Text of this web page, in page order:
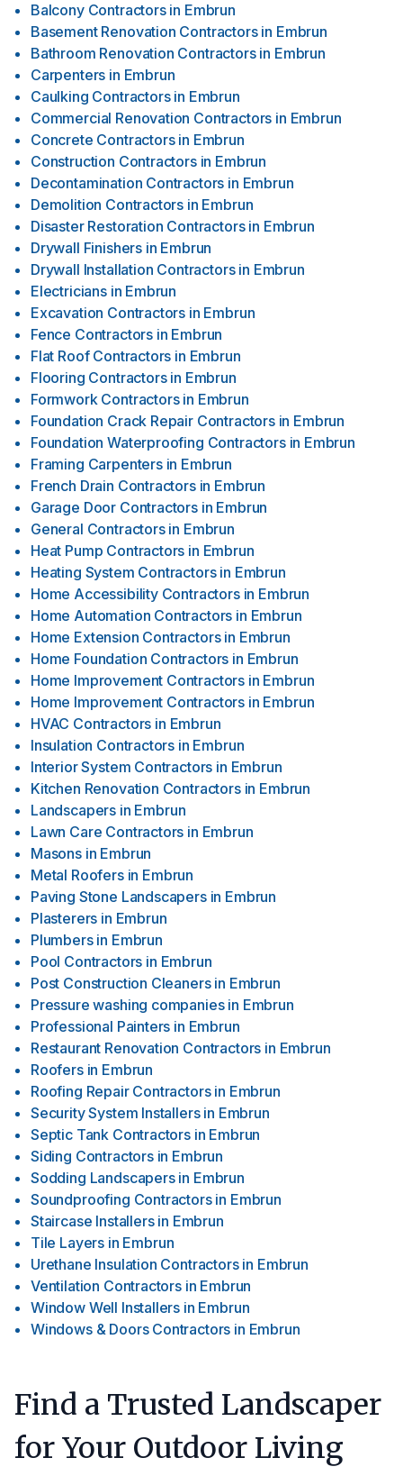
Balcony Contractors in Embrun
Basement Renovation Contractors in Embrun
Bathroom Renovation Contractors in Embrun
Carpenters in Embrun
Caulking Contractors in Embrun
Commercial Renovation Contractors in Embrun
Concrete Contractors in Embrun
Construction Contractors in Embrun
Decontamination Contractors in Embrun
Demolition Contractors in Embrun
Disaster Restoration Contractors in Embrun
Drywall Finishers in Embrun
Drywall Installation Contractors in Embrun
Electricians in Embrun
Excavation Contractors in Embrun
Fence Contractors in Embrun
Flat Roof Contractors in Embrun
Flooring Contractors in Embrun
Formwork Contractors in Embrun
Foundation Crack Repair Contractors in Embrun
Foundation Waterproofing Contractors in Embrun
Framing Carpenters in Embrun
French Drain Contractors in Embrun
Garage Door Contractors in Embrun
General Contractors in Embrun
Heat Pump Contractors in Embrun
Heating System Contractors in Embrun
Home Accessibility Contractors in Embrun
Home Automation Contractors in Embrun
Home Extension Contractors in Embrun
Home Foundation Contractors in Embrun
Home Improvement Contractors in Embrun
Home Improvement Contractors in Embrun
HVAC Contractors in Embrun
Insulation Contractors in Embrun
Interior System Contractors in Embrun
Kitchen Renovation Contractors in Embrun
Landscapers in Embrun
Lawn Care Contractors in Embrun
Masons in Embrun
Metal Roofers in Embrun
Paving Stone Landscapers in Embrun
Plasterers in Embrun
Plumbers in Embrun
Pool Contractors in Embrun
Post Construction Cleaners in Embrun
Pressure washing companies in Embrun
Professional Painters in Embrun
Restaurant Renovation Contractors in Embrun
Roofers in Embrun
Roofing Repair Contractors in Embrun
Security System Installers in Embrun
Septic Tank Contractors in Embrun
Siding Contractors in Embrun
Sodding Landscapers in Embrun
Soundproofing Contractors in Embrun
Staircase Installers in Embrun
Tile Layers in Embrun
Urethane Insulation Contractors in Embrun
Ventilation Contractors in Embrun
Window Well Installers in Embrun
Windows & Doors Contractors in Embrun
Find a Trusted Landscaper
for Your Outdoor Living